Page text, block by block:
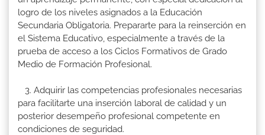
logro de los niveles asignados a la Educación
Secundaria Obligatoria. Prepararte para la reinserción en
el Sistema Educativo, especialmente a través de la
prueba de acceso a los Ciclos Formativos de Grado
Medio de Formación Profesional.
3. Adquirir las competencias profesionales necesarias
para facilitarte una inserción laboral de calidad y un
posterior desempeño profesional competente en
condiciones de seguridad.